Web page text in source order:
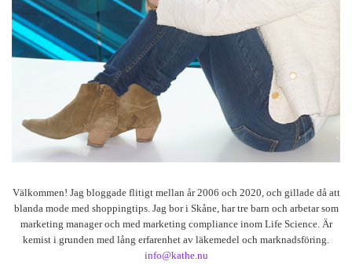
Välkommen! Jag bloggade flitigt mellan år 2006 och 2020, och gillade då att
blanda mode med shoppingtips. Jag bor i Skåne, har tre barn och arbetar som
marketing manager och med marketing compliance inom Life Science. Är
kemist i grunden med lång erfarenhet av läkemedel och marknadsföring.
info@kathe.nu